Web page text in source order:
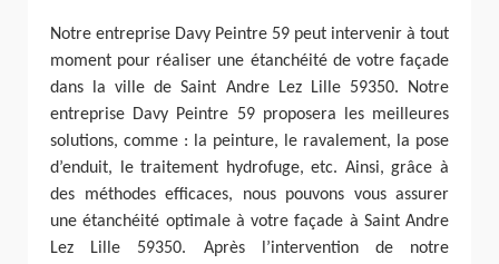
Notre entreprise Davy Peintre 59 peut intervenir à tout
moment pour réaliser une étanchéité de votre façade
dans la ville de Saint Andre Lez Lille 59350. Notre
entreprise Davy Peintre 59 proposera les meilleures
solutions, comme : la peinture, le ravalement, la pose
d’enduit, le traitement hydrofuge, etc. Ainsi, grâce à
des méthodes efficaces, nous pouvons vous assurer
une étanchéité optimale à votre façade à Saint Andre
Lez Lille 59350. Après l’intervention de notre